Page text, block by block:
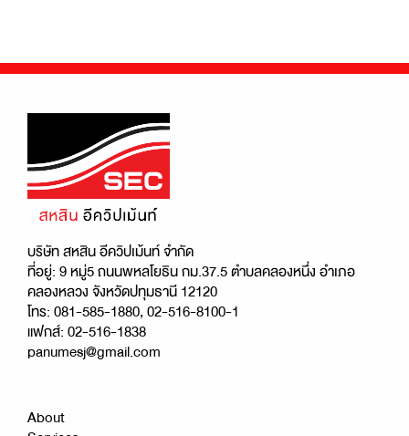
บริษัท สหสิน อีควิปเม้นท์ จำกัด
ที่อยู่: 9 หมู่5 ถนนพหลโยธิน กม.37.5 ตำบลคลองหนึ่ง อำเภอ
คลองหลวง จังหวัดปทุมธานี 12120
โทร: 081-585-1880, 02-516-8100-1
แฟกส์: 02-516-1838
panumesj@gmail.com
About